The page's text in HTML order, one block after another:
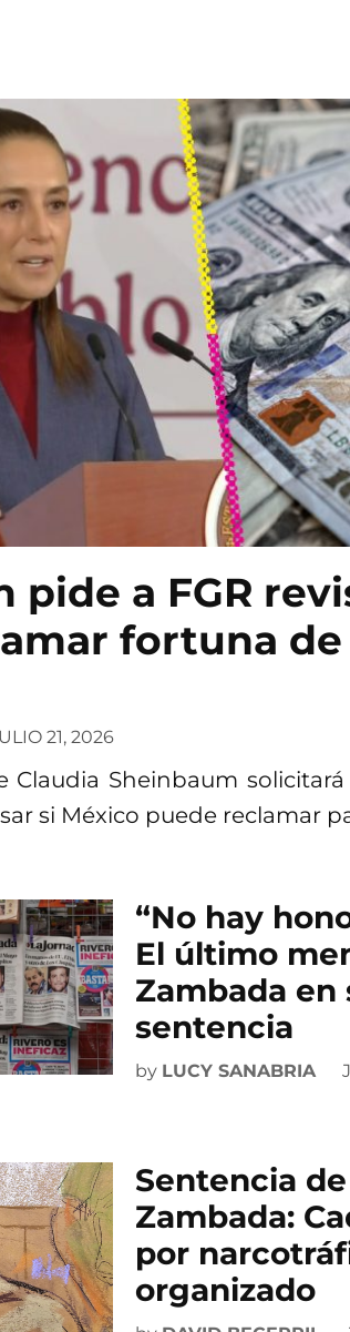
pide a FGR
fortuna de
21, 2026
Claudia Sheinbaum
si México puede reclamar
“No hay
El último
Zambada en
sentencia
by LUCY SANABRIA
Sentencia de
Zambada:
por
organizado